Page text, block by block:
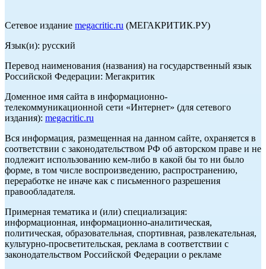
Сетевое издание megacritic.ru (МЕГАКРИТИК.РУ)
Язык(и): русский
Перевод наименования (названия) на государственный язык
Российской Федерации: Мегакритик
Доменное имя сайта в информационно-
телекоммуникационной сети «Интернет» (для сетевого
издания): megacritic.ru
Вся информация, размещенная на данном сайте, охраняется в
соответствии с законодательством РФ об авторском праве и не
подлежит использованию кем-либо в какой бы то ни было
форме, в том числе воспроизведению, распространению,
переработке не иначе как с письменного разрешения
правообладателя.
Примерная тематика и (или) специализация:
информационная, информационно-аналитическая,
политическая, образовательная, спортивная, развлекательная,
культурно-просветительская, реклама в соответствии с
законодательством Российской Федерации о рекламе